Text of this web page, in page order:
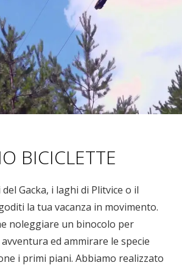
BICICLETTE
Gacka, i laghi di Plitvice o il
la tua vacanza in movimento.
noleggiare un binocolo per
ed ammirare le specie
i primi piani. Abbiamo realizzato